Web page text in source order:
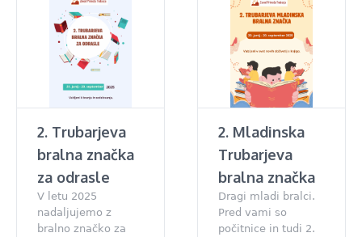
2. Trubarjeva
bralna značka
za odrasle
V letu 2025
nadaljujemo z
bralno značko za
2. Mladinska
Trubarjeva
bralna značka
Dragi mladi bralci.
Pred vami so
počitnice in tudi 2.